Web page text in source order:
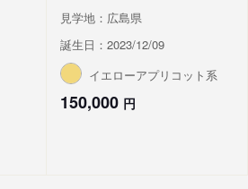
見学地：広島県
誕生日：2023/12/09
イエローアプリコット系
150,000 円